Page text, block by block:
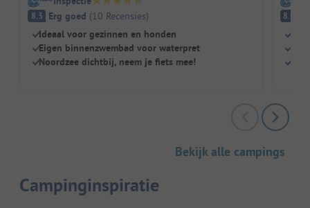
8.3 Erg goed (10 Recensies)
Ideaal voor gezinnen en honden
Eigen binnenzwembad voor waterpret
Noordzee dichtbij, neem je fiets mee!
8.4
Bekijk alle campings
Campinginspiratie